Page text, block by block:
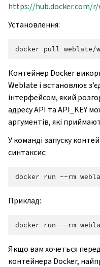
https://hub.docker.com/
Установлення:
docker pull
Контейнер Docker
Weblate і встановлює
інтерфейсом, який
адресу API та API_KEY
аргументів, які
У команді запуску
синтаксис:
docker run --rm
Приклад:
docker run --rm
Якщо вам хочеться
контейнера Docker,